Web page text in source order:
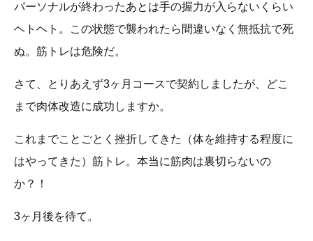
パーソナルが終わったあとは手の握力が入らないくらい
ヘトヘト。この状態で襲われたら間違いなく無抵抗で死
ぬ。筋トレは危険だ。
さて、とりあえず3ヶ月コースで契約しましたが、どこ
まで肉体改造に成功しますか。
これまでことごとく挫折してきた（体を維持する程度に
はやってきた）筋トレ。本当に筋肉は裏切らないの
か？！
3ヶ月後を待て。